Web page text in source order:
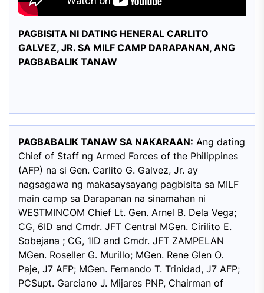
PAGBISITA NI DATING HENERAL CARLITO
GALVEZ, JR. SA MILF CAMP DARAPANAN, ANG
PAGBABALIK TANAW
PAGBABALIK TANAW SA NAKARAAN: Ang dating
Chief of Staff ng Armed Forces of the Philippines
(AFP) na si Gen. Carlito G. Galvez, Jr. ay
nagsagawa ng makasaysayang pagbisita sa MILF
main camp sa Darapanan na sinamahan ni
WESTMINCOM Chief Lt. Gen. Arnel B. Dela Vega;
CG, 6ID and Cmdr. JFT Central MGen. Cirilito E.
Sobejana ; CG, 1ID and Cmdr. JFT ZAMPELAN
MGen. Roseller G. Murillo; MGen. Rene Glen O.
Paje, J7 AFP; MGen. Fernando T. Trinidad, J7 AFP;
PCSupt. Garciano J. Mijares PNP, Chairman of